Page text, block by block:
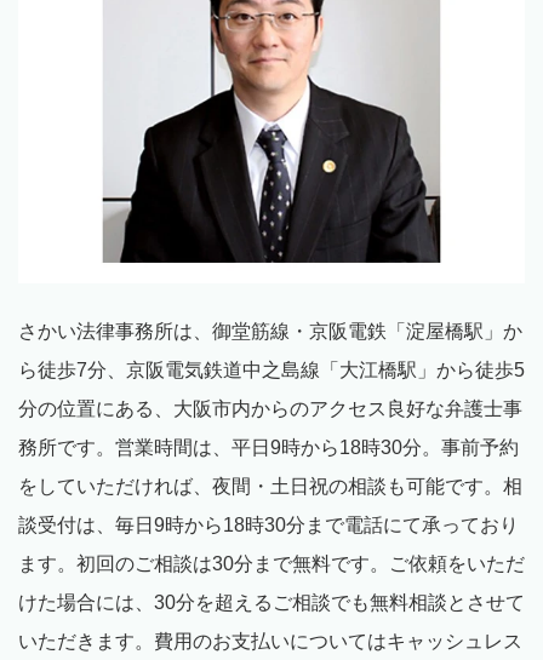
さかい法律事務所は、御堂筋線・京阪電鉄「淀屋橋駅」か
ら徒歩7分、京阪電気鉄道中之島線「大江橋駅」から徒歩5
分の位置にある、大阪市内からのアクセス良好な弁護士事
務所です。営業時間は、平日 9時から18時30分。事前予約
をしていただければ、夜間・土日祝の相談も可能です。相
談受付は、毎日 9時から18時30分まで電話にて承っており
ます。初回のご相談は30分まで無料です。ご依頼をいただ
けた場合には、 30分を超えるご相談でも無料相談とさせて
いただきます。費用のお支払いについてはキャッシュレス